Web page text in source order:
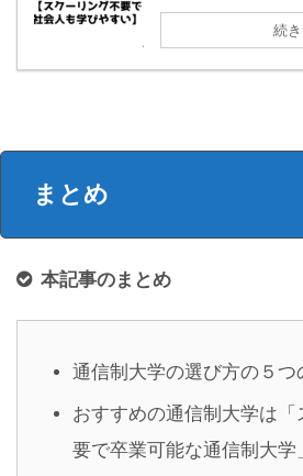
続
まとめ
本記事のまとめ
通信制大学の選び方の５つ
おすすめの通信制大学は「
要で卒業可能な通信制大学